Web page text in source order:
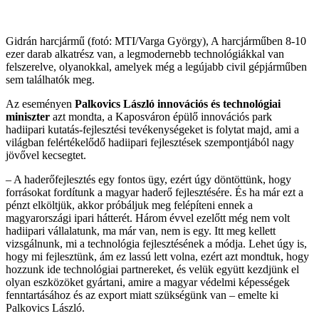
Gidrán harcjármű (fotó: MTI/Varga György), A harcjárműben 8-10
ezer darab alkatrész van, a legmodernebb technológiákkal van
felszerelve, olyanokkal, amelyek még a legújabb civil gépjárműben
sem találhatók meg.
Az eseményen Palkovics László innovációs és technológiai
miniszter azt mondta, a Kaposváron épülő innovációs park
hadiipari kutatás-fejlesztési tevékenységeket is folytat majd, ami a
világban felértékelődő hadiipari fejlesztések szempontjából nagy
jövővel kecsegtet.
– A haderőfejlesztés egy fontos ügy, ezért úgy döntöttünk, hogy
forrásokat fordítunk a magyar haderő fejlesztésére. És ha már ezt a
pénzt elköltjük, akkor próbáljuk meg felépíteni ennek a
magyarországi ipari hátterét. Három évvel ezelőtt még nem volt
hadiipari vállalatunk, ma már van, nem is egy. Itt meg kellett
vizsgálnunk, mi a technológia fejlesztésének a módja. Lehet úgy is,
hogy mi fejlesztünk, ám ez lassú lett volna, ezért azt mondtuk, hogy
hozzunk ide technológiai partnereket, és velük együtt kezdjünk el
olyan eszközöket gyártani, amire a magyar védelmi képességek
fenntartásához és az export miatt szükségünk van – emelte ki
Palkovics László.